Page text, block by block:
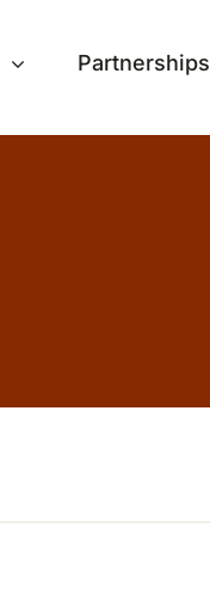
Partnerships